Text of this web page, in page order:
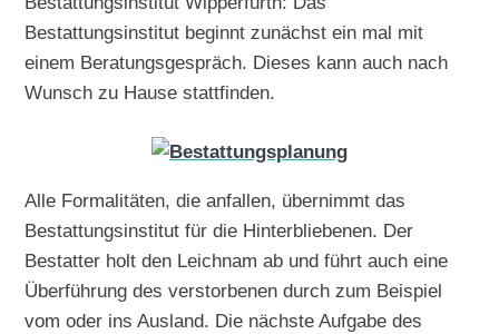
Bestattungsinstitut beginnt zunächst ein mal mit
einem Beratungsgespräch. Dieses kann auch nach
Wunsch zu Hause stattfinden.
Alle Formalitäten, die anfallen, übernimmt das
Bestattungsinstitut für die Hinterbliebenen. Der
Bestatter holt den Leichnam ab und führt auch eine
Überführung des verstorbenen durch zum Beispiel
vom oder ins Ausland. Die nächste Aufgabe des